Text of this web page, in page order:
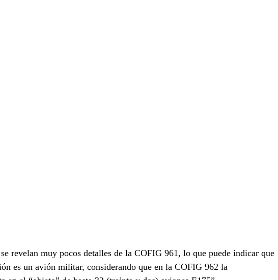
revelan muy pocos detalles de la COFIG 961, lo que puede indicar que
es un avión militar, considerando que en la COFIG 962 la